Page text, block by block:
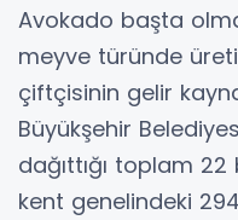
Avokado başta
meyve türünde
çiftçisinin gelir
Büyükşehir
dağıttığı toplam
kent genelindeki